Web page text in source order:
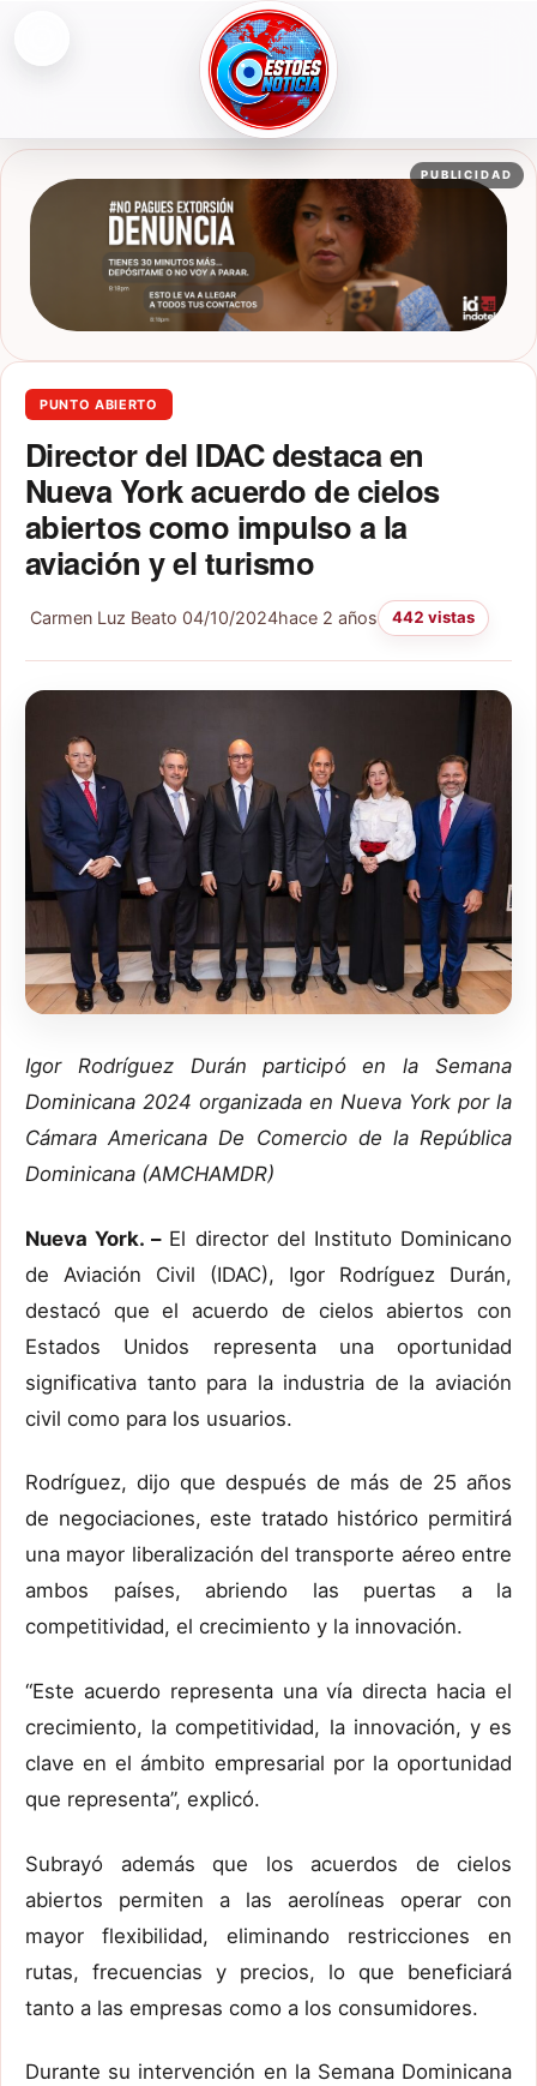
ESTOESNOTICIA|NOTICIAS
PUBLICIDAD
PUNTO ABIERTO
Director del IDAC destaca en
Nueva York acuerdo de cielos
abiertos como impulso a la
aviación y el turismo
Carmen Luz Beato 04/10/2024hace 2 años 442 vistas
Igor Rodríguez Durán participó en la Semana
Dominicana 2024 organizada en Nueva York por la
Cámara Americana De Comercio de la República
Dominicana (AMCHAMDR)
Nueva York. –El director del Instituto Dominicano
de Aviación Civil (IDAC), Igor Rodríguez Durán,
destacó que el acuerdo de cielos abiertos con
Estados Unidos representa una oportunidad
significativa tanto para la industria de la aviación
civil como para los usuarios.
Rodríguez, dijo que después de más de 25 años
de negociaciones, este tratado histórico permitirá
una mayor liberalización del transporte aéreo entre
ambos países, abriendo las puertas a la
competitividad, el crecimiento y la innovación.
“Este acuerdo representa una vía directa hacia el
crecimiento, la competitividad, la innovación, y es
clave en el ámbito empresarial por la oportunidad
que representa”, explicó.
Subrayó además que los acuerdos de cielos
abiertos permiten a las aerolíneas operar con
mayor flexibilidad, eliminando restricciones en
rutas, frecuencias y precios, lo que beneficiará
tanto a las empresas como a los consumidores.
Durante su intervención en la Semana Dominicana